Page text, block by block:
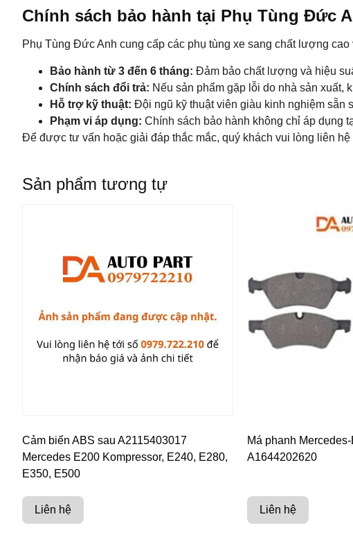
Chính sách bảo hành tại Phụ Tùng Đức
Phụ Tùng Đức Anh cung cấp các phụ tùng xe sang chất lượng
Bảo hành từ 3 đến 6 tháng: Đảm bảo chất lượng và hiệu
Chính sách đổi trả: Nếu sản phẩm gặp lỗi do nhà sản xuất,
Hỗ trợ kỹ thuật: Đội ngũ kỹ thuật viên giàu kinh nghiệm sẵn
Phạm vi áp dụng: Chính sách bảo hành không chỉ áp dụng
Để được tư vấn hoặc giải đáp thắc mắc, quý khách vui lòng liên hệ
Sản phẩm tương tự
Cảm biến ABS sau A2115403017
Mercedes E200 Kompressor, E240, E280,
E350, E500
Liên hệ
Má phanh
A1644202620
Liên hệ